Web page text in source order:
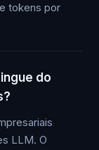
tokens por
do
LLM. O